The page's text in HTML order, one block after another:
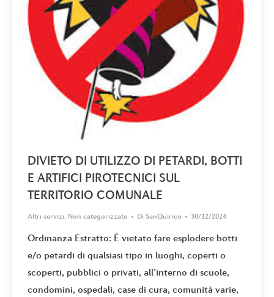
DIVIETO DI UTILIZZO DI PETARDI, BOTTI
E ARTIFICI PIROTECNICI SUL
TERRITORIO COMUNALE
Altri servizi, Non categorizzato Di SanQuirico 30/12/2024
Ordinanza Estratto: È vietato fare esplodere botti
e/o petardi di qualsiasi tipo in luoghi, coperti o
scoperti, pubblici o privati, all’interno di scuole,
condomini, ospedali, case di cura, comunità varie,